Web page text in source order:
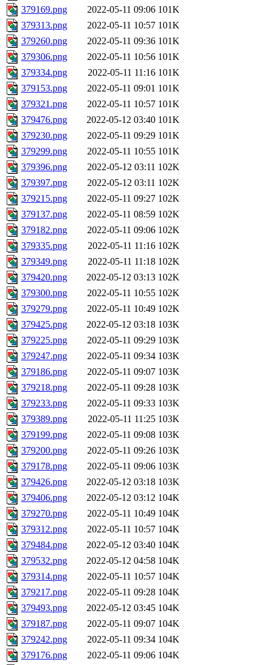
379169.png
2022-05-11 09:06 101K
379313.png
2022-05-11 10:57 101K
379260.png
2022-05-11 09:36 101K
379306.png
2022-05-11 10:56 101K
379334.png
2022-05-11 11:16 101K
379153.png
2022-05-11 09:01 101K
379321.png
2022-05-11 10:57 101K
379476.png
2022-05-12 03:40 101K
379230.png
2022-05-11 09:29 101K
379299.png
2022-05-11 10:55 101K
379396.png
2022-05-12 03:11 102K
379397.png
2022-05-12 03:11 102K
379215.png
2022-05-11 09:27 102K
379137.png
2022-05-11 08:59 102K
379182.png
2022-05-11 09:06 102K
379335.png
2022-05-11 11:16 102K
379349.png
2022-05-11 11:18 102K
379420.png
2022-05-12 03:13 102K
379300.png
2022-05-11 10:55 102K
379279.png
2022-05-11 10:49 102K
379425.png
2022-05-12 03:18 103K
379225.png
2022-05-11 09:29 103K
379247.png
2022-05-11 09:34 103K
379186.png
2022-05-11 09:07 103K
379218.png
2022-05-11 09:28 103K
379233.png
2022-05-11 09:33 103K
379389.png
2022-05-11 11:25 103K
379199.png
2022-05-11 09:08 103K
379200.png
2022-05-11 09:26 103K
379178.png
2022-05-11 09:06 103K
379426.png
2022-05-12 03:18 103K
379406.png
2022-05-12 03:12 104K
379270.png
2022-05-11 10:49 104K
379312.png
2022-05-11 10:57 104K
379484.png
2022-05-12 03:40 104K
379532.png
2022-05-12 04:58 104K
379314.png
2022-05-11 10:57 104K
379217.png
2022-05-11 09:28 104K
379493.png
2022-05-12 03:45 104K
379187.png
2022-05-11 09:07 104K
379242.png
2022-05-11 09:34 104K
379176.png
2022-05-11 09:06 104K